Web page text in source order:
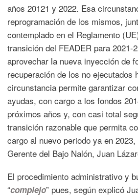
años 20121 y 2022. Esa
reprogramación de los mismos,
contemplado en el Reglamento
transición del FEADER para 2021-
aprovechar la nueva inyección de
recuperación de los no ejecutados
circunstancia permite garantizar
ayudas, con cargo a los fondos
próximos años y, con casi total
transición razonable que permita
cargo al nuevo periodo ya en
Gerente del Bajo Nalón, Juan
El procedimiento administrativo y
“complejo” pues, según explicó